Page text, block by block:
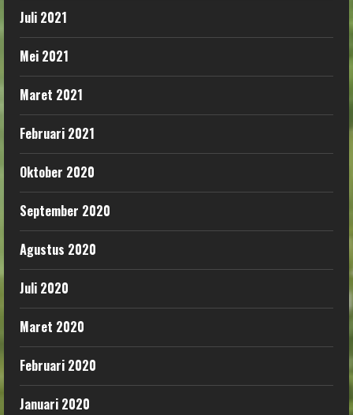
Juli 2021
Mei 2021
Maret 2021
Februari 2021
Oktober 2020
September 2020
Agustus 2020
Juli 2020
Maret 2020
Februari 2020
Januari 2020